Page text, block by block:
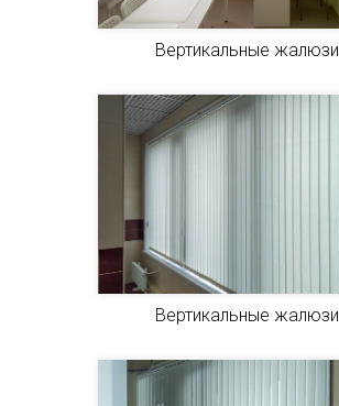
Вертикальные жалюзи
Вертикальные жалюзи